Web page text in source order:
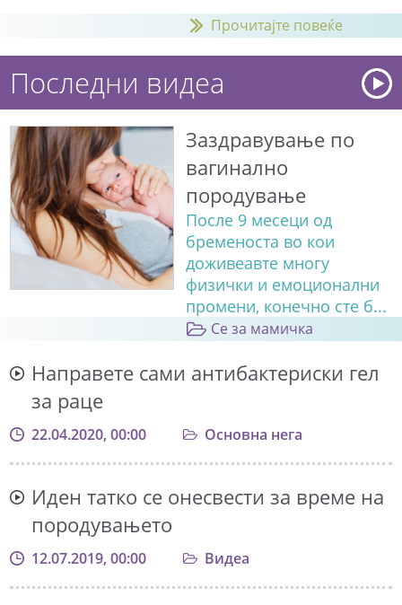
Прочитајте повеќе
Последни видеа
Заздравување по
вагинално
породување
После 9 месеци од
бременоста во кои
доживеавте многу
физички и емоционални
промени, конечно сте б...
Се за мамичка
Направете сами антибактериски гел
за раце
22.04.2020, 00:00 Основна нега
Иден татко се онесвести за време на
породувањето
12.07.2019, 00:00 Видеа